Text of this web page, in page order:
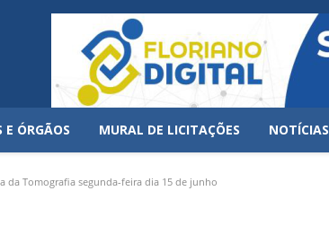
E ÓRGÃOS MURAL DE LICITAÇÕES NOTÍCIAS
da Tomografia segunda-feira dia 15 de junho